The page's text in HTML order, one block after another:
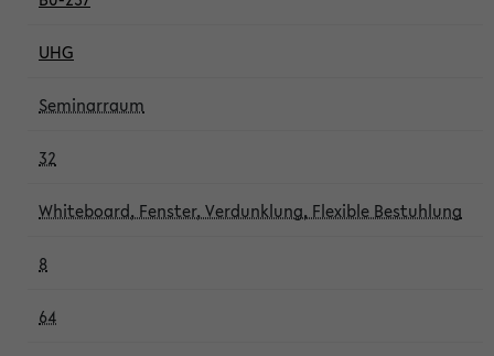
UHG
Seminarraum
32
Whiteboard, Fenster, Verdunklung, Flexible Bestuhlung
8
64